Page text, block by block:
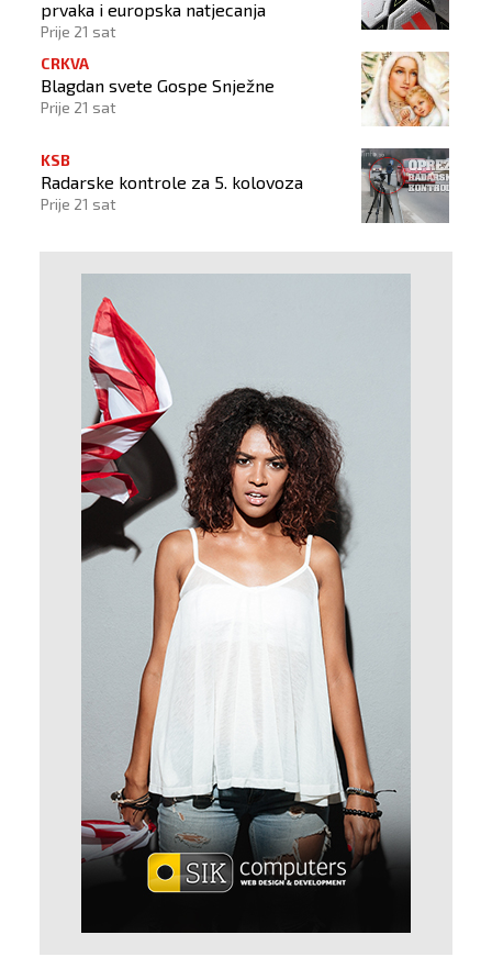
prvaka i europska natjecanja
Prije 21 sat
CRKVA
Blagdan svete Gospe Snježne
Prije 21 sat
KSB
Radarske kontrole za 5. kolovoza
Prije 21 sat